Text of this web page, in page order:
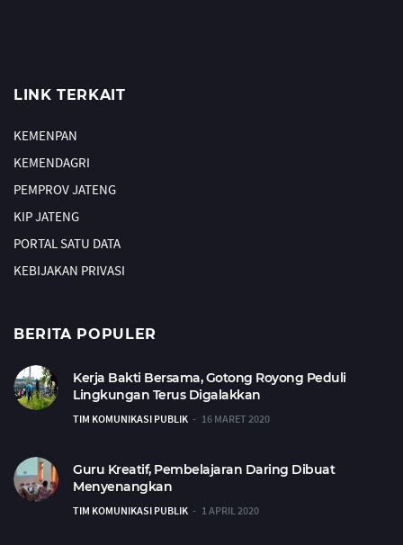
LINK TERKAIT
KEMENPAN
KEMENDAGRI
PEMPROV JATENG
KIP JATENG
PORTAL SATU DATA
KEBIJAKAN PRIVASI
BERITA POPULER
Kerja Bakti Bersama, Gotong Royong Peduli
Lingkungan Terus Digalakkan
TIM KOMUNIKASI PUBLIK 16 MARET 2020
Guru Kreatif, Pembelajaran Daring Dibuat
Menyenangkan
TIM KOMUNIKASI PUBLIK 1 APRIL 2020